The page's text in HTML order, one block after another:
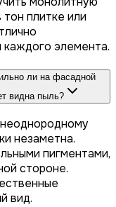
плитке или
каждого элемента.
ли на фасадной
видна пыль?
незаметна.
пигментами,
стороне.
вид.